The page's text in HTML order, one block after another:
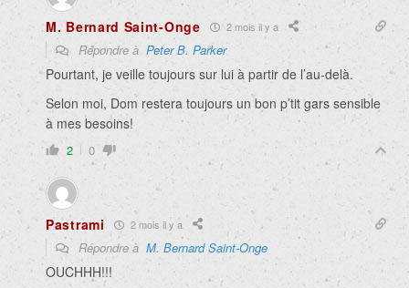
M. Bernard Saint-Onge 2 mois il y a
Répondre à Peter B. Parker
Pourtant, je veille toujours sur lui à partir de l’au-delà.
Selon moi, Dom restera toujours un bon p’tit gars sensible
à mes besoins!
2 0
Pastrami 2 mois il y a
Répondre à M. Bernard Saint-Onge
OUCHHH!!!